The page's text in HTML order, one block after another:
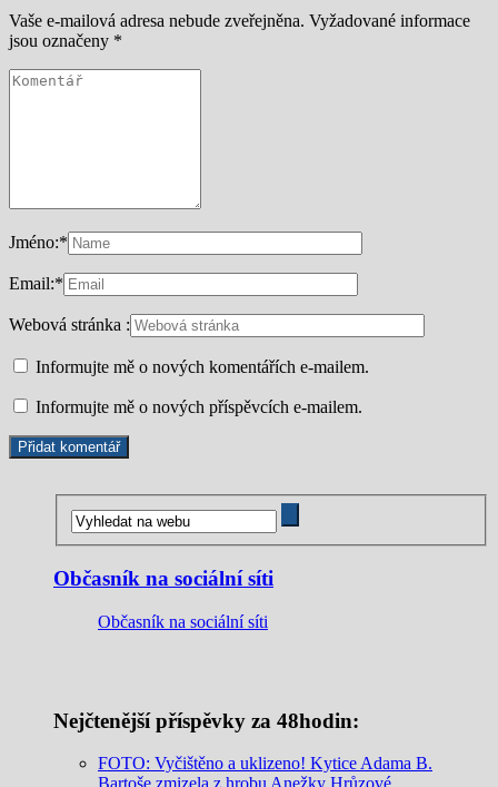
Vaše e-mailová adresa nebude zveřejněna. Vyžadované informace
jsou označeny *
Jméno:*
Email:*
Webová stránka :
Informujte mě o nových komentářích e-mailem.
Informujte mě o nových příspěvcích e-mailem.
Občasník na sociální síti
Občasník na sociální síti
Nejčtenější příspěvky za 48hodin:
FOTO: Vyčištěno a uklizeno! Kytice Adama B.